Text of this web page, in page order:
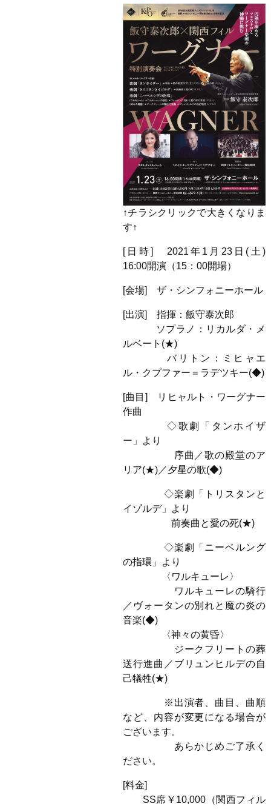
↑チラシクリックで大きくなりま
す↑
[日時] 2021年1月23日(土)
16:00開演（15：00開場）
[会場] ザ・シンフォニーホール
[出演] 指揮：飯守泰次郎
ソプラノ：リカルダ・メ
ルベート(★)
バリトン：ミヒャエ
ル・クプファー＝ラデツキー(◆)
[曲目] リヒャルト・ワーグナー
作曲
◇歌劇「タンホイザ
ー」より
序曲／歌の殿堂のア
リア(★)／夕星の歌(◆)
◇楽劇「トリスタンと
イゾルデ」より
前奏曲と愛の死(★)
◇楽劇「ニーベルング
の指環」より
〈ワルキューレ〉
ワルキューレの騎行
／ヴォータンの別れと魔の炎の
音楽(◆)
〈神々の黄昏〉
ジークフリートの葬
送行進曲／ブリュンヒルデの自
己犠牲(★)
※出演者、曲目、曲順
など、内容が変更になる場合が
ございます。
あらかじめご了承く
ださい。
[料金]
SS席￥10,000（関西フィル